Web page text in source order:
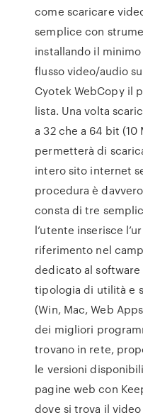
come scaricare
semplice con
installando il
flusso video/audio
Cyotek WebCopy il
lista. Una volta
a 32 che a 64 bit
permetterà di
intero sito internet
procedura è
consta di tre
l’utente inserisce
riferimento nel
dedicato al
tipologia di utilità e
(Win, Mac, Web
dei migliori
trovano in rete,
le versioni
pagine web con
dove si trova il